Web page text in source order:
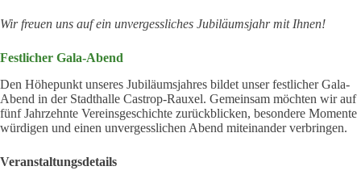
Wir freuen uns auf ein unvergessliches Jubiläumsjahr mit Ihnen!
Festlicher Gala-Abend
Den Höhepunkt unseres Jubiläumsjahres bildet unser festlicher Gala-
Abend in der Stadthalle Castrop-Rauxel. Gemeinsam möchten wir auf
fünf Jahrzehnte Vereinsgeschichte zurückblicken, besondere Momente
würdigen und einen unvergesslichen Abend miteinander verbringen.
Veranstaltungsdetails